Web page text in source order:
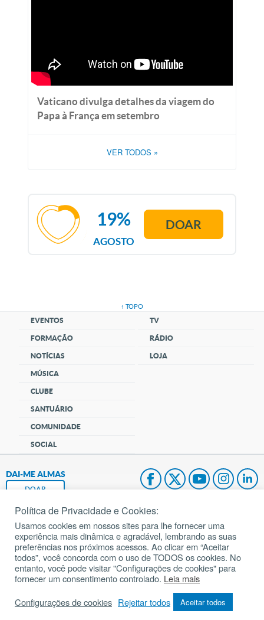
Vaticano divulga detalhes da viagem do
Papa à França em setembro
VER TODOS »
AGOSTO
19% DOAR
↑ TOPO
EVENTOS
FORMAÇÃO
NOTÍCIAS
MÚSICA
CLUBE
SANTUÁRIO
COMUNIDADE
SOCIAL
TV
RÁDIO
LOJA
DAI-ME ALMAS
DOAR
Fundação João Paulo II
Pedido de Oração
Mapa do site
Todos os direitos reservados.
Política de Privacidade e Cookies:
Usamos cookies em nossos sites para lhe fornecer uma
experiência mais dinâmica e agradável, lembrando as suas
preferências nos próximos acessos. Ao clicar em “Aceitar
todos”, você concorda com o uso de TODOS os cookies. No
entanto, você pode visitar "Configurações de cookies" para
fornecer um consentimento controlado. Leia mais
Configurações de cookies Rejeitar todos Aceitar todos